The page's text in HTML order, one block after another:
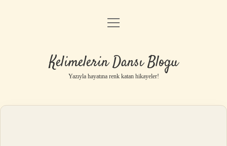
Anasayfa
Yasal Uyarı
menüyü
Kelimelerin Dansı Blogu
Yazıyla hayatına renk katan hikayeler!